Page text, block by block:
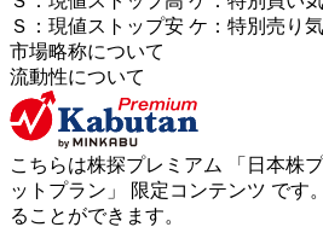
Ｓ ： 現値ストップ安 ケ ： 特別売 り
市場略称について
流動性について
こちらは株探プレミアム 「 日本株
ットプラン 」 限定コンテンツ です
ることができます。